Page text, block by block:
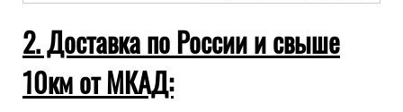
2. Доставка по России и свыше
10км от МКАД: